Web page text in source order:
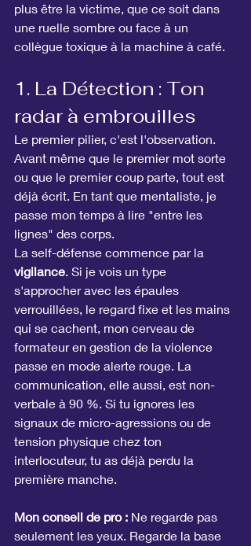
plus être la victime, que ce soit dans
une ruelle sombre ou face à un
collègue toxique à la machine à café.
1. La Détection : Ton
radar à embrouilles
Le premier pilier, c'est l'observation.
Avant même que le premier mot sorte
ou que le premier coup parte, tout est
déjà écrit. En tant que mentaliste, je
passe mon temps à lire "entre les
lignes" des corps.
La self-défense commence par la
vigilance. Si je vois un type
s'approcher avec les épaules
verrouillées, le regard fixe et les mains
qui se cachent, mon cerveau de
formateur en gestion de la violence
passe en mode alerte rouge. La
communication, elle aussi, est non-
verbale à 90 %. Si tu ignores les
signaux de micro-agressions ou de
tension physique chez ton
interlocuteur, tu as déjà perdu la
première manche.
Mon conseil de pro : Ne regarde pas
seulement les yeux. Regarde la base